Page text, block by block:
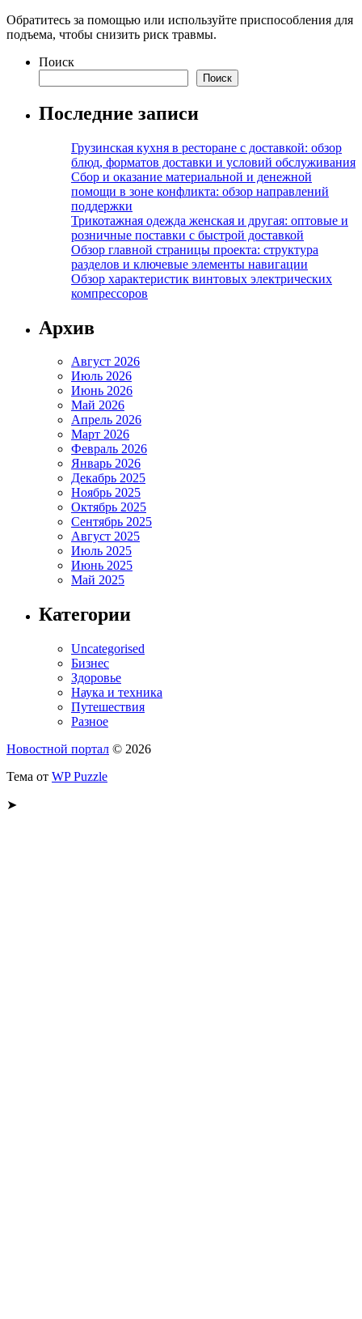
Обратитесь за помощью или используйте приспособления для
подъема, чтобы снизить риск травмы.
Поиск
Поиск
Последние записи
Грузинская кухня в ресторане с доставкой: обзор
блюд, форматов доставки и условий обслуживания
Сбор и оказание материальной и денежной
помощи в зоне конфликта: обзор направлений
поддержки
Трикотажная одежда женская и другая: оптовые и
розничные поставки с быстрой доставкой
Обзор главной страницы проекта: структура
разделов и ключевые элементы навигации
Обзор характеристик винтовых электрических
компрессоров
Архив
Август 2026
Июль 2026
Июнь 2026
Май 2026
Апрель 2026
Март 2026
Февраль 2026
Январь 2026
Декабрь 2025
Ноябрь 2025
Октябрь 2025
Сентябрь 2025
Август 2025
Июль 2025
Июнь 2025
Май 2025
Категории
Uncategorised
Бизнес
Здоровье
Наука и техника
Путешествия
Разное
Новостной портал © 2026
Тема от WP Puzzle
➤